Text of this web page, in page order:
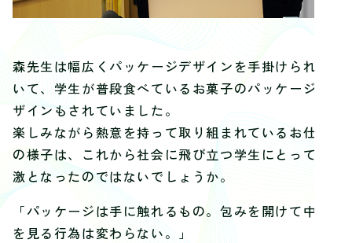
森先生は幅広くパッケージデザインを手掛けられて
いて、 学生が普段食べているお菓子のパッケージデ
ザインもされていまし た。
楽しみながら熱意を持って取り組まれているお仕事
の様子は、 これから社会に飛び立つ学生にとって刺
激となったのではないでし ょうか。
「パッケージは手に触れるもの。 包みを開けて中身
を見る行為は変わらない。」